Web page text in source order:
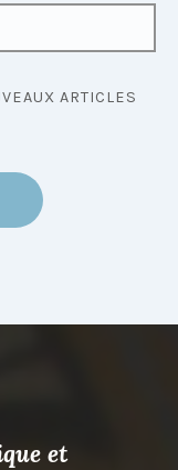
ARTICLES
et